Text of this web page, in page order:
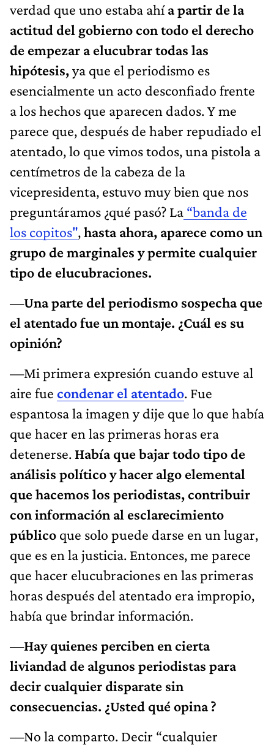
verdad que uno estaba ahía partir de la
actitud del gobierno con todo el derecho
de empezar a elucubrar todas las
hipótesis,ya que el periodismo es
esencialmente un acto desconfiado frente
a los hechos que aparecen dados. Y me
parece que, después de haber repudiado el
atentado, lo que vimos todos, una pistola a
centímetros de la cabeza de la
vicepresidenta, estuvo muy bien que nos
preguntáramos ¿qué pasó? La “banda de
los copitos",hasta ahora, aparece como un
grupo de marginales y permite cualquier
tipo de elucubraciones.
—Una parte del periodismo sospecha que
el atentado fue un montaje. ¿Cuál es su
opinión?
—Mi primera expresión cuando estuve al
aire fue condenar el atentado. Fue
espantosa la imagen y dije que lo que había
que hacer en las primeras horas era
detenerse. Había que bajar todo tipo de
análisis político y hacer algo elemental
que hacemos los periodistas, contribuir
con información al esclarecimiento
público que solo puede darse en un lugar,
que es en la justicia. Entonces, me parece
que hacer elucubraciones en las primeras
horas después del atentado era impropio,
había que brindar información.
—Hay quienes perciben en cierta
liviandad de algunos periodistas para
decir cualquier disparate sin
consecuencias. ¿Usted qué opina ?
—No la comparto. Decir “cualquier